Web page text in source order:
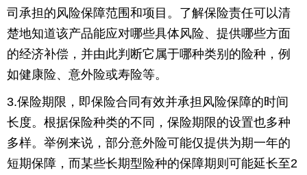
戏
快
经
文
司承担的风险保障范围和项目。了解保险责任可以清
楚地知道该产品能应对哪些具体风险、提供哪些方面
的经济补偿，并由此判断它属于哪种类别的险种，例
如健康险、意外险或寿险等。
3.保险期限，即保险合同有效并承担风险保障的时间
长度。根据保险种类的不同，保险期限的设置也多种
多样。举例来说，部分意外险可能仅提供为期一年的
短期保障，而某些长期型险种的保障期则可能延长至2